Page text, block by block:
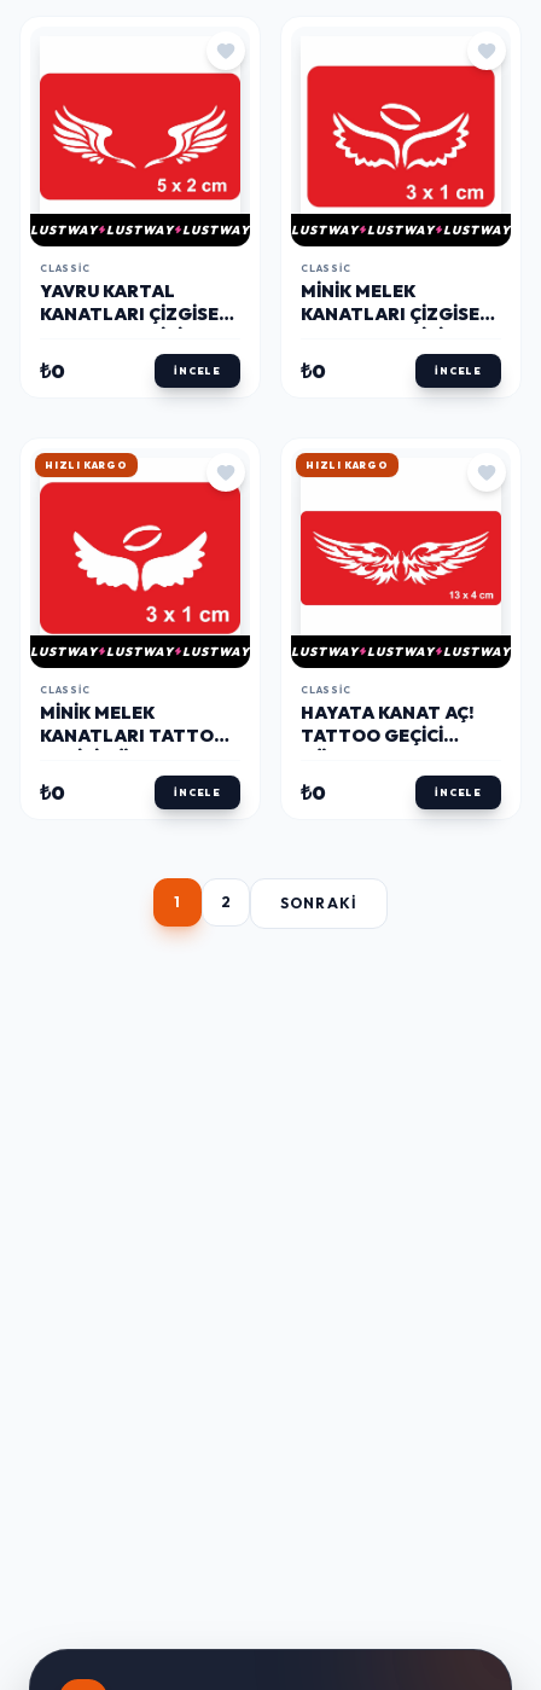
LUSTWAY LUSTWAY LUSTWAY
CLASSIC
YAVRU KARTAL
KANATLARI ÇIZGISEL
DÖVME ŞABLONLARI
KINA KALIPLARI
₺0 İNCELE
LUSTWAY LUSTWAY LUSTWAY
CLASSIC
MINIK MELEK
KANATLARI ÇIZGISEL
DÖVME ŞABLONLARI
KINA KALIPLARI
₺0 İNCELE
HIZLI KARGO
LUSTWAY LUSTWAY LUSTWAY
CLASSIC
MINIK MELEK
KANATLARI TATTOO
ŞABLONLARI KINA
KALIPLARI
₺0 İNCELE
HIZLI KARGO
LUSTWAY LUSTWAY LUSTWAY
CLASSIC
HAYATA KANAT AÇ!
TATTOO GEÇICI
KINA KALIPLARI
₺0 İNCELE
1 2 SONRAKI